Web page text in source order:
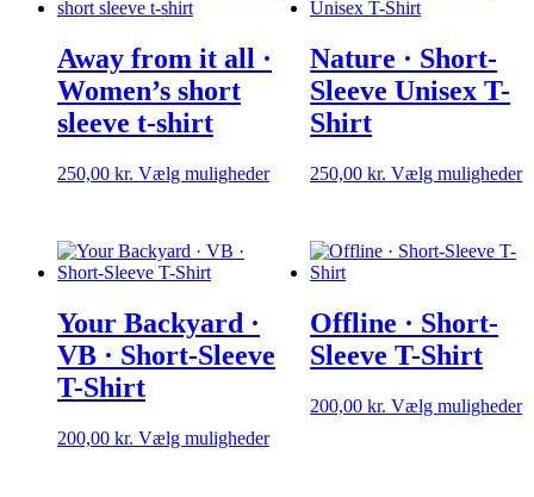
Away from it all ·
Women’s short
sleeve t-shirt
250,00 kr. Vælg mulighederDette
varianter.
Mulighederne
vælges
varesiden
Nature · Short-
Sleeve Unisex T-
Shirt
250,00kr. Vælg muligheder
Your Backyard ·
VB · Short-Sleeve
T-Shirt
200,00 kr. Vælg mulighederDette
Offline · Short-
Sleeve T-Shirt
200,00kr. Vælg muligheder